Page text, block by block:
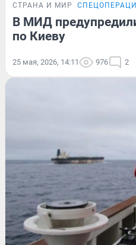
СТРАНА И МИР
В МИД
по Киеву
25 мая, 2026, 14:11 976 2